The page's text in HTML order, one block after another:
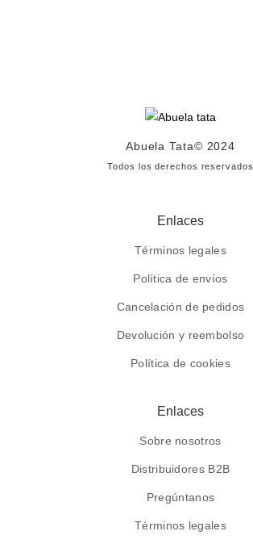
Abuela Tata© 2024
Todos los derechos reservados
Enlaces
Términos legales
Política de envíos
Cancelación de pedidos
Devolución y reembolso
Política de cookies
Enlaces
Sobre nosotros
Distribuidores B2B
Pregúntanos
Términos legales